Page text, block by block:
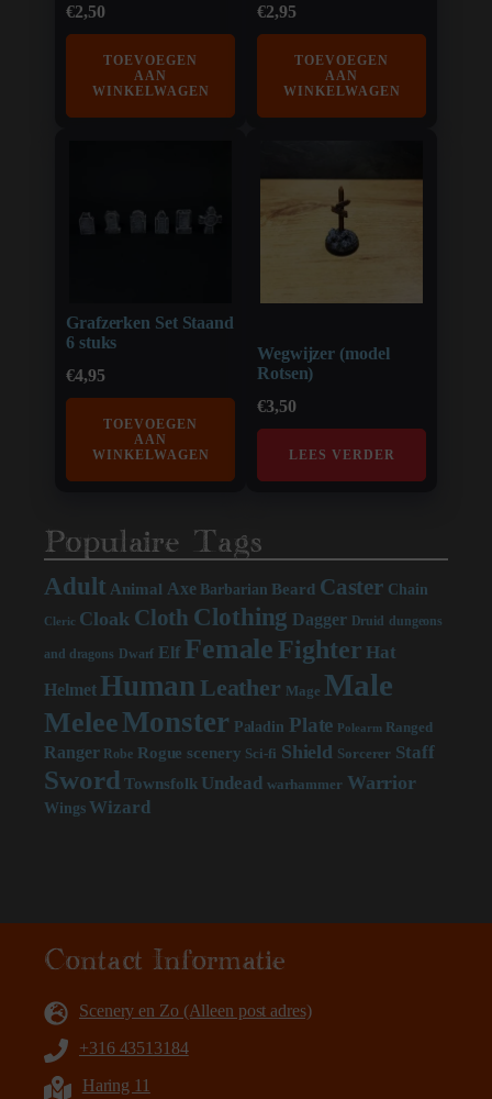
€2,50
TOEVOEGEN
AAN
WINKELWAGEN
€2,95
TOEVOEGEN
AAN
WINKELWAGEN
Grafzerken Set Staand
6 stuks
€4,95
TOEVOEGEN
AAN
WINKELWAGEN
Wegwijzer (model
Rotsen)
€3,50
LEES VERDER
Populaire Tags
Adult Animal Axe Barbarian Beard Caster Chain
Cleric Cloak Cloth Clothing Dagger Druid dungeons
and dragons Dwarf Elf FemaleFighter Hat
Helmet Human Leather Mage Male
MeleeMonster Paladin Plate Polearm Ranged
Ranger Robe Rogue scenery Sci-fi Shield Sorcerer Staff
Sword Townsfolk Undead warhammer Warrior
Wings Wizard
Contact Informatie
Scenery en Zo (Alleen post adres)
+316 43513184
Haring 11